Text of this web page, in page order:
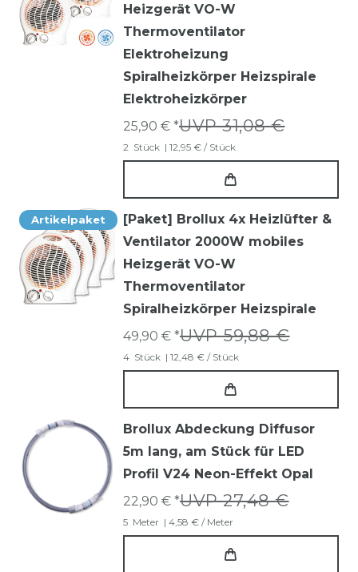
Heizgerät VO-W
Thermoventilator
Elektroheizung
Spiralheizkörper Heizspirale
Elektroheizkörper
UVP 31,08 €
25,90 € *
2 Stück | 12,95 € / Stück
Artikelpaket
[Paket] Brollux 4x Heizlüfter &
Ventilator 2000W mobiles
Heizgerät VO-W
Thermoventilator
Spiralheizkörper Heizspirale
UVP 59,88 €
49,90 € *
4 Stück | 12,48 € / Stück
Brollux Abdeckung Diffusor
5m lang, am Stück für LED
Profil V24 Neon-Effekt Opal
UVP 27,48 €
22,90 € *
5 Meter | 4,58 € / Meter